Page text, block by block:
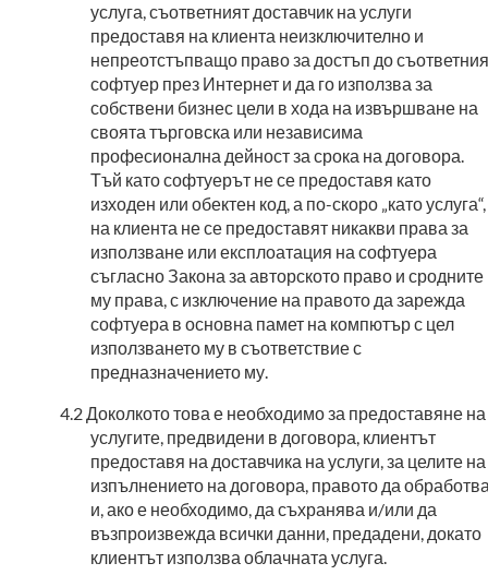
услуга, съответният доставчик на услуги
предоставя на клиента неизключително и
непреотстъпващо право за достъп до съответния
софтуер през Интернет и да го използва за
собствени бизнес цели в хода на извършване на
своята търговска или независима
професионална дейност за срока на договора.
Тъй като софтуерът не се предоставя като
изходен или обектен код, а по-скоро „като услуга“,
на клиента не се предоставят никакви права за
използване или експлоатация на софтуера
съгласно Закона за авторското право и сродните
му права, с изключение на правото да зарежда
софтуера в основна памет на компютър с цел
използването му в съответствие с
предназначението му.
Доколкото това е необходимо за предоставяне на
услугите, предвидени в договора, клиентът
предоставя на доставчика на услуги, за целите на
изпълнението на договора, правото да
и, ако е необходимо, да съхранява и/или да
възпроизвежда всички данни, предадени, докато
клиентът използва облачната услуга.